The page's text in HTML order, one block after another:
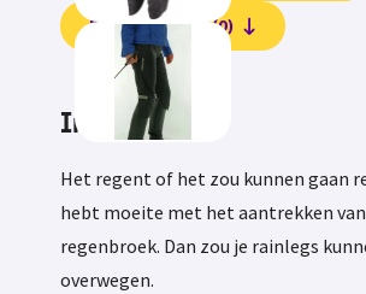
Beoordelingen (0)
Informatie
Het regent of het zou kunnen gaan
hebt moeite met het aantrekken
regenbroek. Dan zou je rainlegs
overwegen.